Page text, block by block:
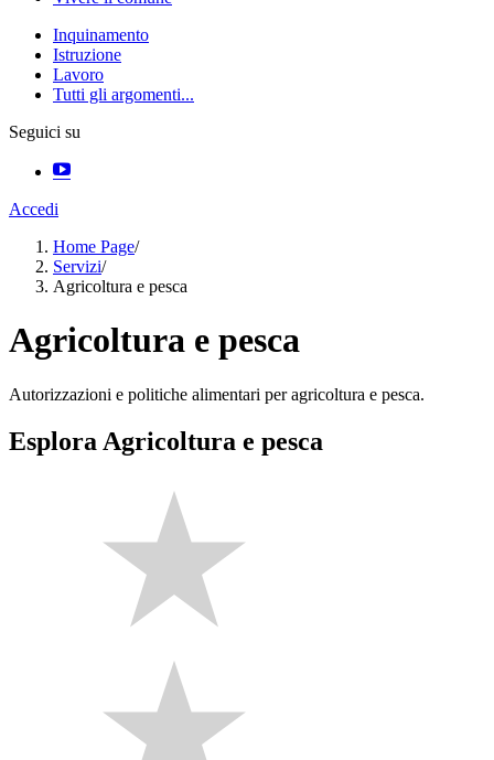
Inquinamento
Istruzione
Lavoro
Tutti gli argomenti...
Seguici su
Accedi
Home Page/
Servizi/
Agricoltura e pesca
Agricoltura e pesca
Autorizzazioni e politiche alimentari per agricoltura e pesca.
Esplora Agricoltura e pesca